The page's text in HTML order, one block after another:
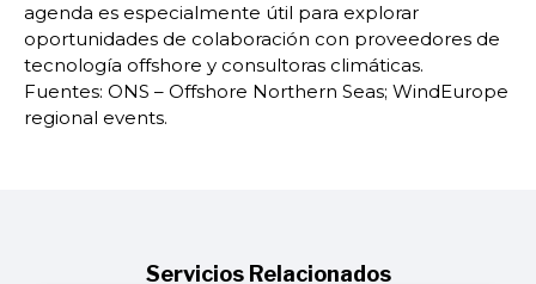
agenda es especialmente útil para explorar
oportunidades de colaboración con proveedores de
tecnología offshore y consultoras climáticas.
Fuentes: ONS – Offshore Northern Seas; WindEurope
regional events.
Servicios Relacionados